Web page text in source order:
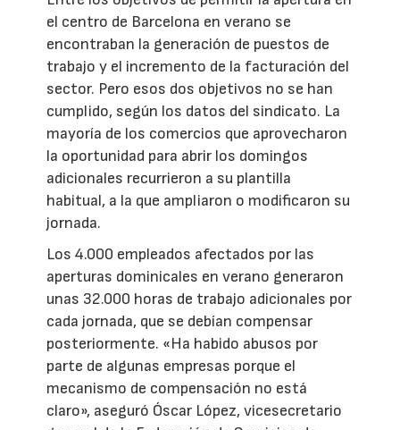
el centro de Barcelona en verano se
encontraban la generación de puestos de
trabajo y el incremento de la facturación del
sector. Pero esos dos objetivos no se han
cumplido, según los datos del sindicato. La
mayoría de los comercios que aprovecharon
la oportunidad para abrir los domingos
adicionales recurrieron a su plantilla
habitual, a la que ampliaron o modificaron su
jornada.
Los 4.000 empleados afectados por las
aperturas dominicales en verano generaron
unas 32.000 horas de trabajo adicionales por
cada jornada, que se debían compensar
posteriormente. «Ha habido abusos por
parte de algunas empresas porque el
mecanismo de compensación no está
claro», aseguró Óscar López, vicesecretario